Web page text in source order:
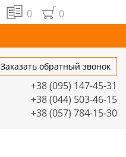
0 0
Заказать обратный звонок
+38 (095) 147-45-31
+38 (044) 503-46-15
+38 (057) 784-15-30